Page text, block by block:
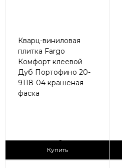
Кварц-виниловая
плитка Fargo
Комфорт клеевой
Дуб Портофино 20-
9118-04 крашеная
фаска
2
Купить